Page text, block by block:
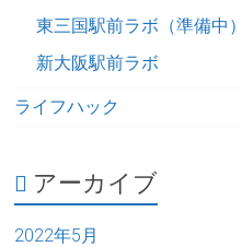
東三国駅前ラボ（準備中）
新大阪駅前ラボ
ライフハック
アーカイブ
2022年5月